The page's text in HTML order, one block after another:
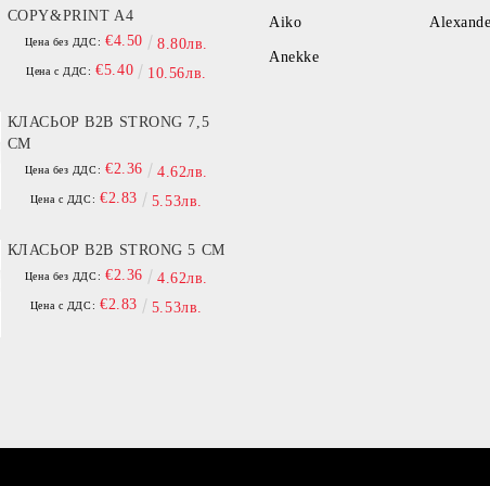
COPY&PRINT A4
Цена без ДДС: €4.50 8.80лв.
Цена с ДДС: €5.40 10.56лв.
КЛАСЬОР B2B STRONG 7,5
СМ
Цена без ДДС: €2.36 4.62лв.
Цена с ДДС: €2.83 5.53лв.
КЛАСЬОР B2B STRONG 5 СМ
Цена без ДДС: €2.36 4.62лв.
Цена с ДДС: €2.83 5.53лв.
Aiko
Anekke